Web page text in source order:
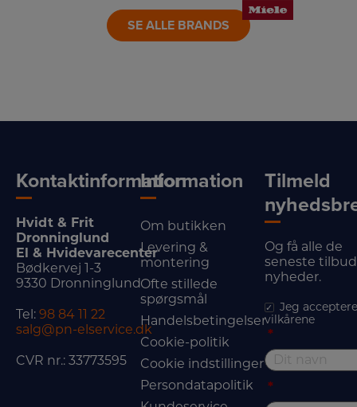
SE ALLE BRANDS
Kontaktinformation
Hvidt & Frit
Dronninglund
El & Hvidevarecenter
Bødkervej 1-3
9330 Dronninglund
Tel: 98 84 11 22
salg@pn-elservice.dk
CVR nr.: 33773595
Information
Om butikken
Levering &
montering
Ofte stillede
spørgsmål
Handelsbetingelser
Cookie-politik
Cookie indstillinger
Persondatapolitik
Tilmeld
Og få alle de
seneste
nyheder.
Jeg
vilkårene
*
*